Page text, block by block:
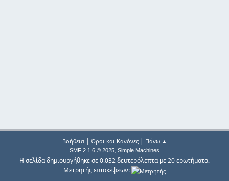
Βοήθεια| Όροι και Κανόνες| Πάνω ▲
SMF 2.1.6 © 2025, Simple Machines
Η σελίδα δημιουργήθηκε σε 0.032 δευτερόλεπτα με 20 ερωτήματα.
Μετρητής επισκέψεων: